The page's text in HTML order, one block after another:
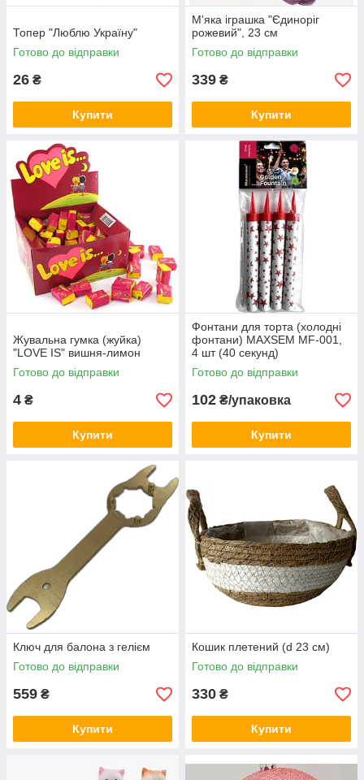
Топер "Люблю Україну"
Готово до відправки
26 ₴
Купити
М'яка іграшка "Єдиноріг
рожевий", 23 см
Готово до відправки
339 ₴
Купити
Жувальна гумка (жуйка)
"LOVE IS" вишня-лимон
Готово до відправки
4 ₴
Купити
Фонтани для торта (холодні
фонтани) MAXSEM MF-001,
4 шт (40 секунд)
Готово до відправки
102 ₴/упаковка
Купити
Ключ для балона з гелієм
Готово до відправки
559 ₴
Купити
Кошик плетений (d 23 см)
Готово до відправки
330 ₴
Купити